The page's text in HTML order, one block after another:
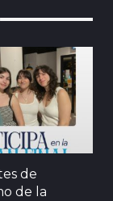
de
de la